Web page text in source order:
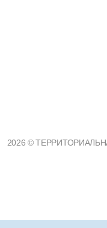
2026 ©